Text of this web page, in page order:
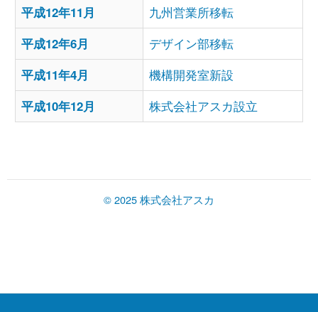
平成12年11月
九州営業所移転
平成12年6月
デザイン部移転
平成11年4月
機構開発室新設
平成10年12月
株式会社アスカ設立
© 2025 株式会社アスカ